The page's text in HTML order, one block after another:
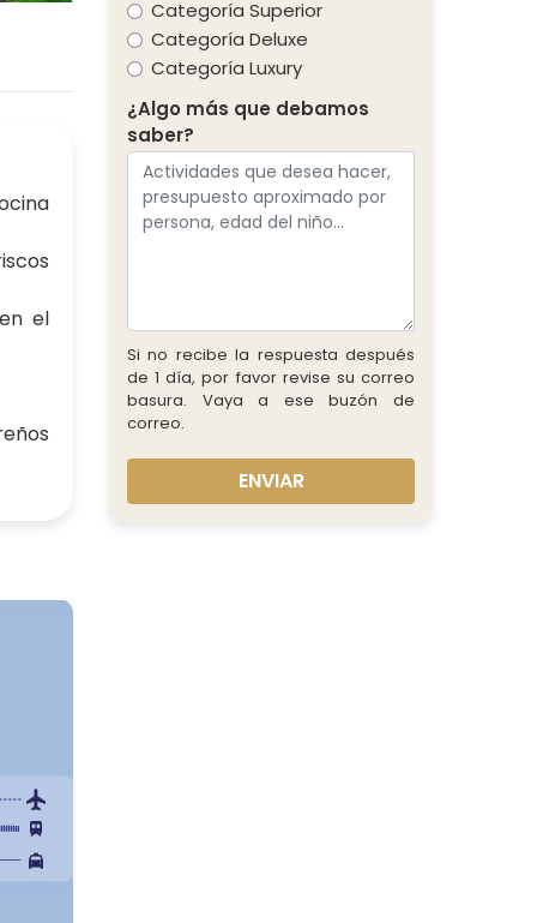
el
Categoría Superior
Categoría Deluxe
Categoría Luxury
¿Algo más que debamos
saber?
Si no recibe la respuesta después
de 1 día, por favor revise su correo
basura. Vaya a ese buzón de
correo.
ENVIAR